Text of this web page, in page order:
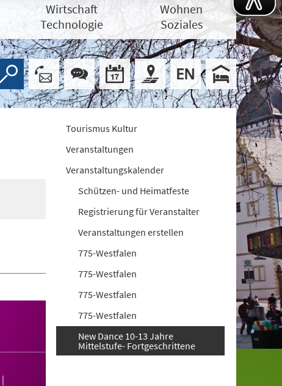
Wirtschaft
Technologie
Wohnen
Soziales
Tourismus Kultur
Veranstaltungen
Veranstaltungskalender
Schützen- und Heimatfeste
Registrierung für Veranstalter
Veranstaltungen erstellen
775-Westfalen
775-Westfalen
775-Westfalen
775-Westfalen
New Dance 10-13 Jahre
Mittelstufe- Fortgeschrittene